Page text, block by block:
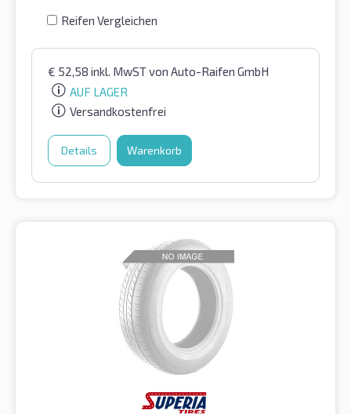
Reifen Vergleichen
€ 52,58 inkl. MwSTvon Auto-Raifen GmbH
AUF LAGER
Versandkostenfrei
Details Warenkorb